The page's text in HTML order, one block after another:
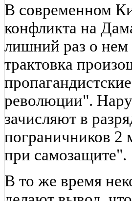
В современном
конфликта на
лишний раз о
трактовка
революции".
зачисляют в
пограничников 2
при самозащите".
В то же время